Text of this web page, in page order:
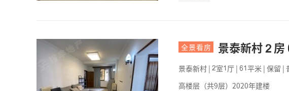
全景看房 景泰新村  房
景泰新村 | 室 厅 |  平米 | 保留 |
高楼层（共9层）2020年建楼